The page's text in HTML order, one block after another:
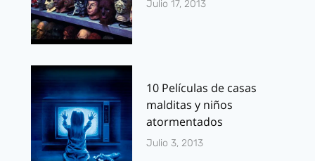
Julio 17, 2013
10 Películas de casas
malditas y niños
atormentados
Julio 3, 2013